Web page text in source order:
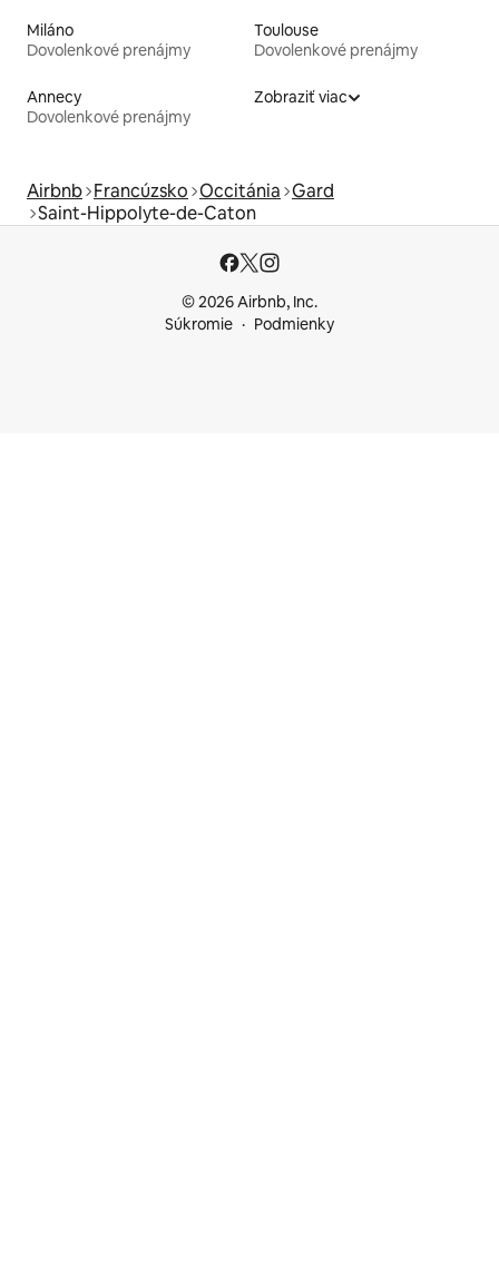
Miláno
Dovolenkové prenájmy
Toulouse
Dovolenkové prenájmy
Annecy
Dovolenkové prenájmy
Zobraziť viac
Airbnb Francúzsko Occitánia Gard
Saint-Hippolyte-de-Caton
© 2026 Airbnb, Inc.
Súkromie
Podmienky